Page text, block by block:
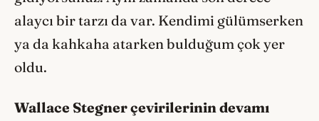
alaycı bir tarzı da var. Kendimi gülümserken
ya da kahkaha atarken bulduğum çok yer
oldu.
Wallace Stegner çevirilerinin devamı